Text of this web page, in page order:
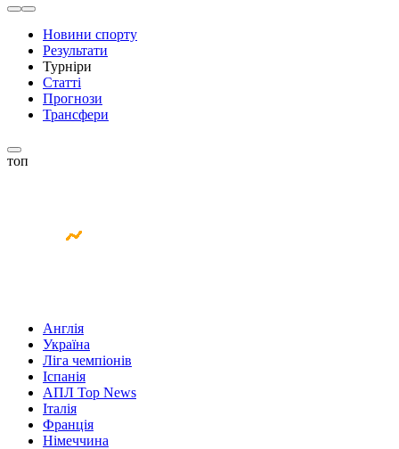
Новини спорту
Результати
Турніри
Статті
Прогнози
Трансфери
топ
Англія
Україна
Ліга чемпіонів
Іспанія
АПЛ Top News
Італія
Франція
Німеччина